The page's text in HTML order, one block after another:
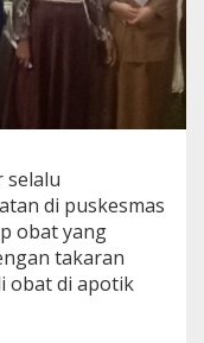
selalu
di puskesmas
obat yang
takaran
obat di apotik